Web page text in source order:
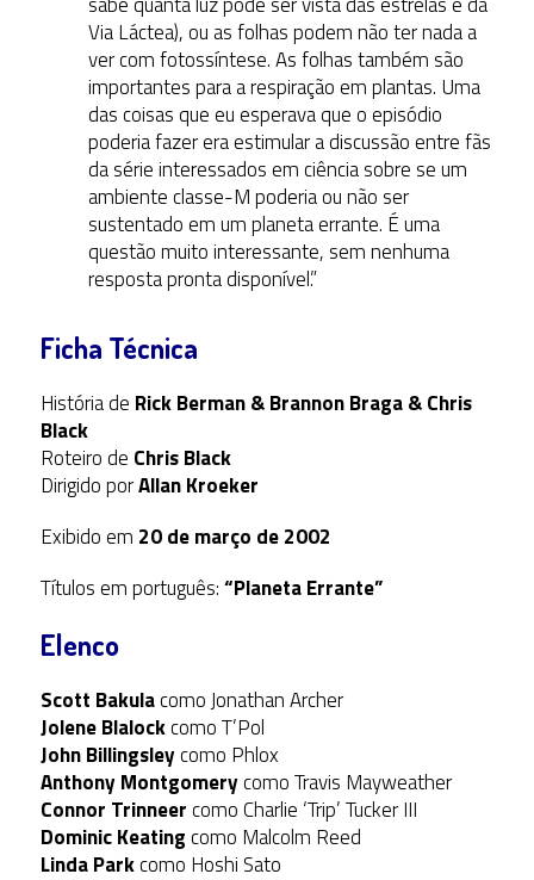
Via Láctea), ou as folhas podem não ter nada a
ver com fotossíntese. As folhas também são
importantes para a respiração em plantas. Uma
das coisas que eu esperava que o episódio
poderia fazer era estimular a discussão entre fãs
da série interessados em ciência sobre se um
ambiente classe-M poderia ou não ser
sustentado em um planeta errante. É uma
questão muito interessante, sem nenhuma
resposta pronta disponível.”
Ficha Técnica
História de Rick Berman & Brannon Braga & Chris
Black
Roteiro de Chris Black
Dirigido porAllan Kroeker
Exibido em 20 de março de 2002
Títulos em português:“Planeta Errante”
Elenco
Scott Bakulacomo Jonathan Archer
Jolene Blalockcomo T’Pol
John Billingsleycomo Phlox
Anthony Montgomerycomo Travis Mayweather
Connor Trinneercomo Charlie ‘Trip’ Tucker III
Dominic Keatingcomo Malcolm Reed
Linda Parkcomo Hoshi Sato